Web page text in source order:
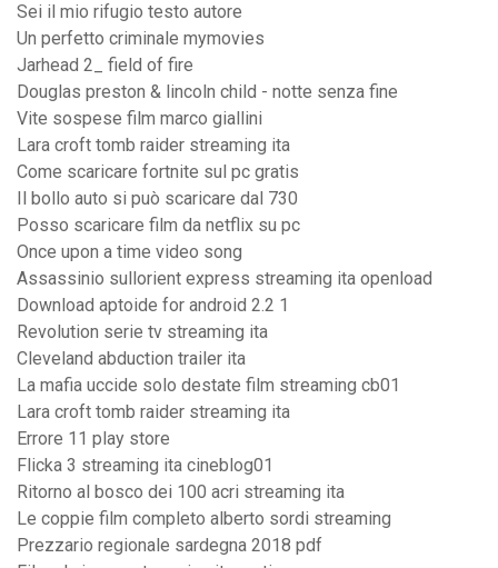
Sei il mio rifugio testo autore
Un perfetto criminale mymovies
Jarhead 2_ field of fire
Douglas preston & lincoln child - notte senza fine
Vite sospese film marco giallini
Lara croft tomb raider streaming ita
Come scaricare fortnite sul pc gratis
Il bollo auto si può scaricare dal 730
Posso scaricare film da netflix su pc
Once upon a time video song
Assassinio sullorient express streaming ita openload
Download aptoide for android 2.2 1
Revolution serie tv streaming ita
Cleveland abduction trailer ita
La mafia uccide solo destate film streaming cb01
Lara croft tomb raider streaming ita
Errore 11 play store
Flicka 3 streaming ita cineblog01
Ritorno al bosco dei 100 acri streaming ita
Le coppie film completo alberto sordi streaming
Prezzario regionale sardegna 2018 pdf